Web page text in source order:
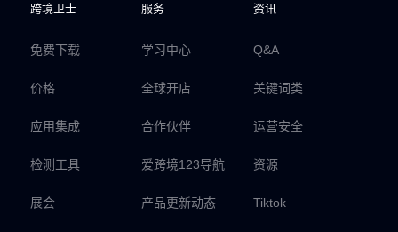
跨境卫士
免费下载
价格
应用集成
检测工具
展会
服务
学习中心
全球开店
合作伙伴
爱跨境123导航
产品更新动态
资讯
Q&A
关键词类
运营安全
资源
Tiktok